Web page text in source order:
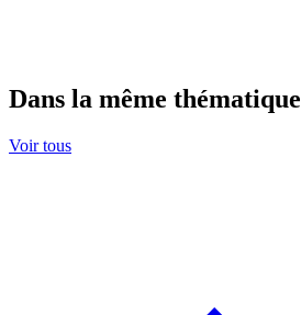
Dans la même thématique
Voir tous